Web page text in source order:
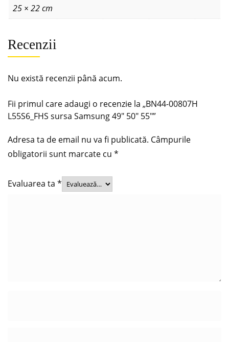
25 × 22 cm
Recenzii
Nu există recenzii până acum.
Fii primul care adaugi o recenzie la „BN44-00807H
L55S6_FHS sursa Samsung 49″ 50″ 55″”
Adresa ta de email nu va fi publicată. Câmpurile
obligatorii sunt marcate cu *
Evaluarea ta *